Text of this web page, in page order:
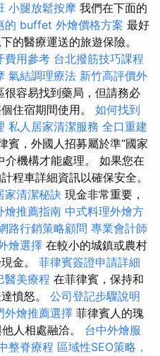
小腿放鬆按摩 我們在下面的
的 buffet 外燴價格方案 最好
的醫療運送的旅遊保險。
費用參考 台北撥筋技巧課程
氣結調理療法 新竹高評價外
很容易找到藥局，但請務必
住宿期間使用。 如何找到
私人居家清潔服務 全口重建
賓，外國人招募屬於準“國家
介機構才能處理。 如果您在
程車詳細資訊以確保安全。
家清潔秘訣 現金非常重要，
燴推薦指南 中式料理外燴方
路行銷策略顧問 專業會計師
燴選擇 在較小的城鎮或農村
金。 菲律賓簽證申請詳細
醫美療程 在菲律賓，保持和
憤怒。 公司登記步驟說明
外燴推薦選擇 菲律賓人的瑰
人相處融洽。 台中外燴服
整脊療程 區域性SEO策略，